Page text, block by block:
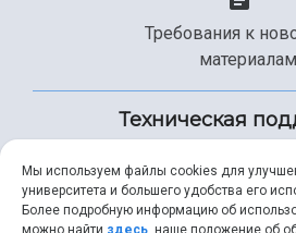
Требования к
материалам
Техническая
+7 (846) 267-
Мы используем файлы cookies для
университета и большего удобства его
Более подробную информацию об
можно найти здесь , наше положение об